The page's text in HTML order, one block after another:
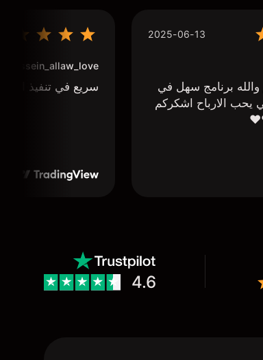
2025-06-13
برنامج سهل في
الارباح اشكركم
houssein_allaw_love
سريع في تنفيذ
4.6